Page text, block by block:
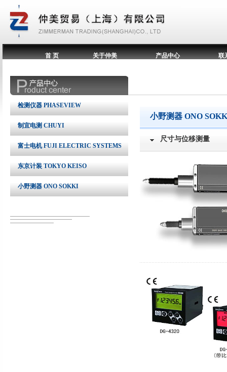
首 页 关于仲美 产品中心 联
检测仪器 PHASEVIEW
制宜电测 CHUYI
富士电机 FUJI ELECTRIC SYSTEMS
东京计装 TOKYO KEISO
小野测器 ONO SOKKI
小野测器 ONO
尺寸与位移测量